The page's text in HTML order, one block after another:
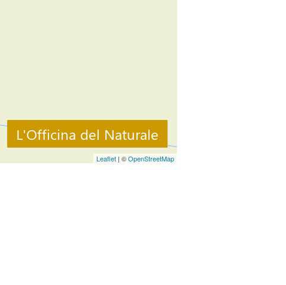
Leaflet | ©OpenStreetMap
L'Officina del Naturale